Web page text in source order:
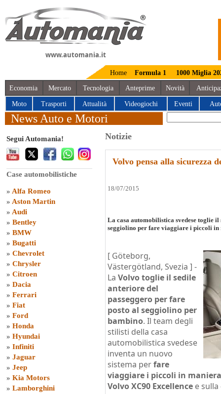
www.automania.it
Home Formula 1 1000 Miglia
Economia Mercato Tecnologia Anteprime Novità
Moto Trasporti Attualità Videogiochi Eventi
News Auto e Motori
Segui Automania!
Case automobilistiche
» Alfa Romeo
» Aston Martin
» Audi
» Bentley
» BMW
» Bugatti
» Chevrolet
» Chrysler
» Citroen
» Dacia
» Ferrari
» Fiat
» Ford
» Honda
» Hyundai
» Infiniti
» Jaguar
» Jeep
» Kia Motors
» Lamborghini
Notizie
Volvo pensa alla sicurezza
18/07/2015
La casa automobilistica svedese toglie
seggiolino per fare viaggiare i piccoli in
[ Göteborg,
Västergötland, Svezia ] -
La Volvo toglie il sedile
anteriore del
passeggero per fare
posto al seggiolino per
bambino. Il team degli
stilisti della casa
automobilistica svedese
inventa un nuovo
sistema perfare
viaggiare i piccoli in
Volvo XC90 Excellence e sulla